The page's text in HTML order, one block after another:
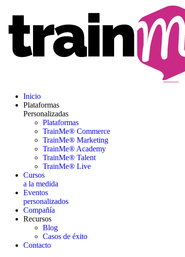
Inicio
Plataformas
Personalizadas
Plataformas
TrainMe® Commerce
TrainMe® Marketing
TrainMe® Academy
TrainMe® Talent
TrainMe® Live
Cursos
a la medida
Eventos
personalizados
Compañía
Recursos
Blog
Casos de éxito
Contacto